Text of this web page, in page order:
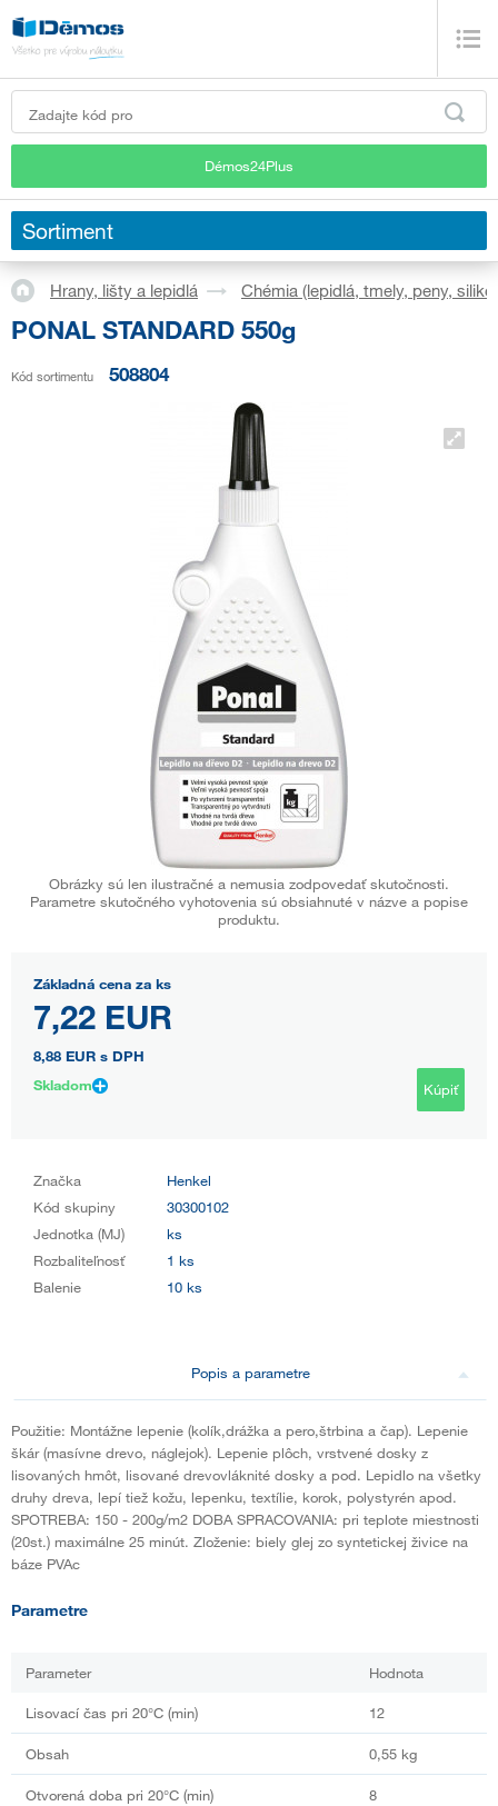
Démos24Plus
Sortiment
Hrany, lišty a lepidlá Chémia (lepidlá, tmely, peny,
PONAL STANDARD 550g
Kód sortimentu 508804
Obrázky sú len ilustračné a nemusia zodpovedať skutočnosti.
Parametre skutočného vyhotovenia sú obsiahnuté v názve a popise
produktu.
Základná cena za ks
7,22 EUR
8,88 EUR s DPH
Skladom
Kúpiť
Značka
Henkel
Kód skupiny
30300102
Jednotka (MJ)
ks
Rozbaliteľnosť
1 ks
Balenie
10 ks
Popis a parametre
Použitie: Montážne lepenie (kolík,drážka a pero,štrbina a čap). Lepenie
škár (masívne drevo, náglejok). Lepenie plôch, vrstvené dosky z
lisovaných hmôt, lisované drevovláknité dosky a pod. Lepidlo na všetky
druhy dreva, lepí tiež kožu, lepenku, textílie, korok, polystyrén apod.
SPOTREBA: 150 - 200g/m2 DOBA SPRACOVANIA: pri teplote miestnosti
(20st.) maximálne 25 minút. Zloženie: biely glej zo syntetickej živice na
báze PVAc
Parametre
Parameter Hodnota
Lisovací čas pri 20°C (min) 12
Obsah 0,55 kg
Otvorená doba pri 20°C (min) 8